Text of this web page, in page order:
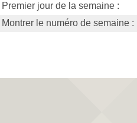
Premier jour de la semaine :
Montrer le numéro de semaine :